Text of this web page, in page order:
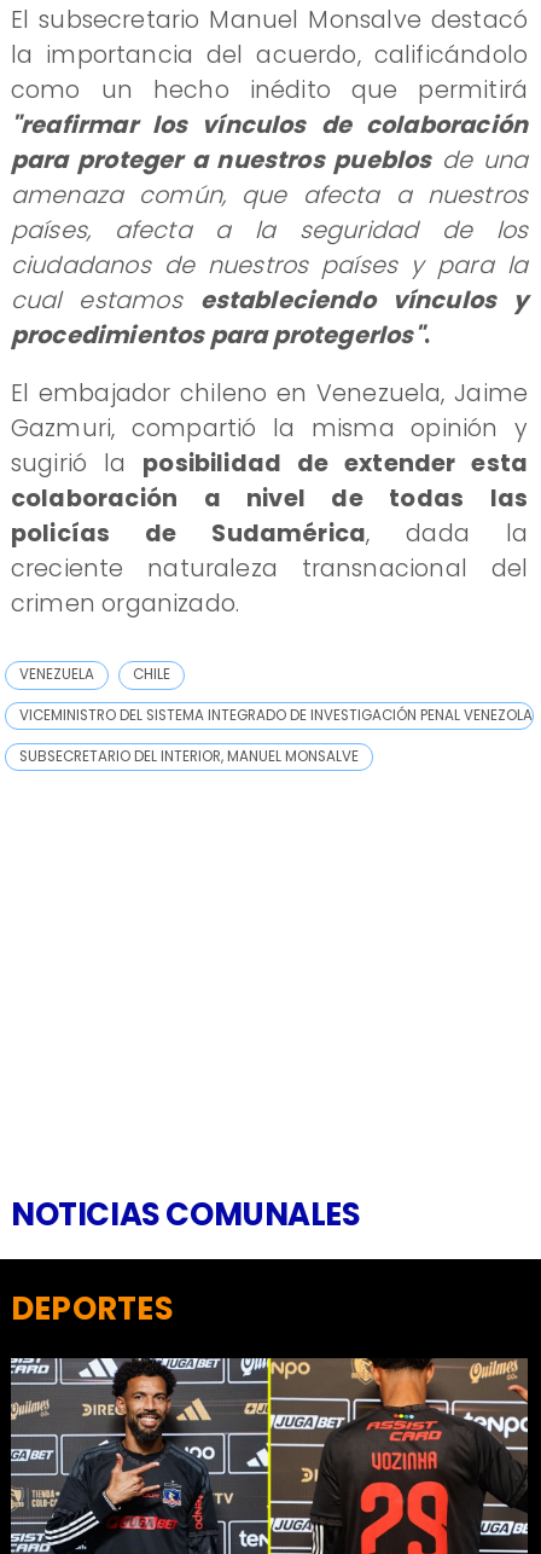
​El subsecretario Manuel Monsalve destacó
la importancia del acuerdo, calificándolo
como un hecho inédito que permitirá
"reafirmar los vínculos de colaboración
para proteger a nuestros pueblosde una
amenaza común, que afecta a nuestros
países, afecta a la seguridad de los
ciudadanos de nuestros países y para la
cual estamos estableciendo vínculos y
procedimientos para protegerlos".
El embajador chileno en Venezuela, Jaime
Gazmuri, compartió la misma opinión y
sugirió la posibilidad de extender esta
colaboración a nivel de todas las
policías de Sudamérica, dada la
creciente naturaleza transnacional del
crimen organizado.
VENEZUELA CHILE
VICEMINISTRO DEL SISTEMA INTEGRADO DE INVESTIGACIÓN PENAL
SUBSECRETARIO DEL INTERIOR, MANUEL MONSALVE
NOTICIAS COMUNALES
DEPORTES